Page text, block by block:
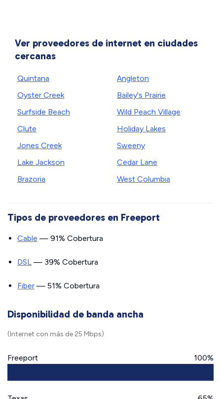
Ver proveedores de internet en ciudades
cercanas
Quintana
Oyster Creek
Surfside Beach
Clute
Jones Creek
Lake Jackson
Brazoria
Angleton
Bailey's Prairie
Wild Peach Village
Holiday Lakes
Sweeny
Cedar Lane
West Columbia
Tipos de proveedores en Freeport
Cable — 91% Cobertura
DSL — 39% Cobertura
Fiber — 51% Cobertura
Disponibilidad de banda ancha
(Internet con más de 25 Mbps)
Freeport 100%